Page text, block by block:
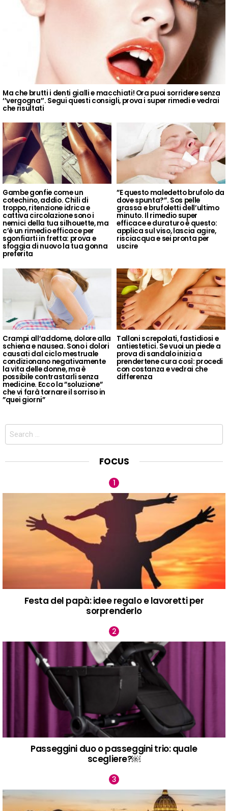
Ma che brutti i denti gialli e macchiati! Ora puoi sorridere senza
‘’vergogna’’. Segui questi consigli, prova i super rimedi e vedrai
che risultati
Gambe gonfie come un
cotechino, addio. Chili di
troppo, ritenzione idrica e
cattiva circolazione sono i
nemici della tua silhouette, ma
c’è un rimedio efficace per
sgonfiarti in fretta: prova e
sfoggia di nuovo la tua gonna
preferita
”E questo maledetto brufolo da
dove spunta?”. Sos pelle
grassa e brufoletti dell’ultimo
minuto. Il rimedio super
efficace e duraturo è questo:
applica sul viso, lascia agire,
risciacqua e sei pronta per
uscire
Crampi all’addome, dolore alla
schiena e nausea. Sono i dolori
causati dal ciclo mestruale
condizionano negativamente
la vita delle donne, ma è
possibile contrastarli senza
medicine. Ecco la ”soluzione”
che vi farà tornare il sorriso in
”quei giorni”
Talloni screpolati, fastidiosi e
antiestetici. Se vuoi un piede a
prova di sandalo inizia a
prendertene cura così: procedi
con costanza e vedrai che
differenza
Search
FOCUS
Festa del papà: idee regalo e lavoretti per
sorprenderlo
Passeggini duo o passeggini trio: quale
scegliere?￼